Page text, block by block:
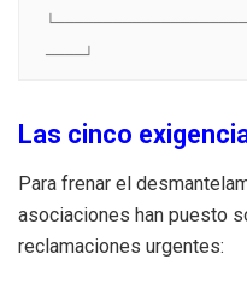
Las cinco
Para frenar el
asociaciones han puesto
reclamaciones urgentes: